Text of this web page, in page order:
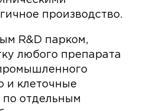
производство.
R&D парком,
любого препарата
и клеточные
по отдельным